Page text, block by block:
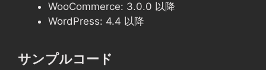
WooCommerce: 3.0.0 以降
WordPress: 4.4 以降
サンプルコード